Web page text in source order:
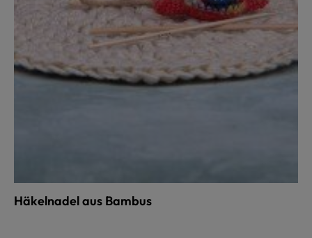
Häkelnadel aus Bambus